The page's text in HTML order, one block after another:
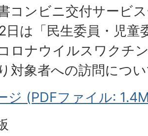
コンビニ交付サービ
日は「民生委員・児童
ロナウイルスワクチ
対象者への訪問につ
ジ (PDFファイル: